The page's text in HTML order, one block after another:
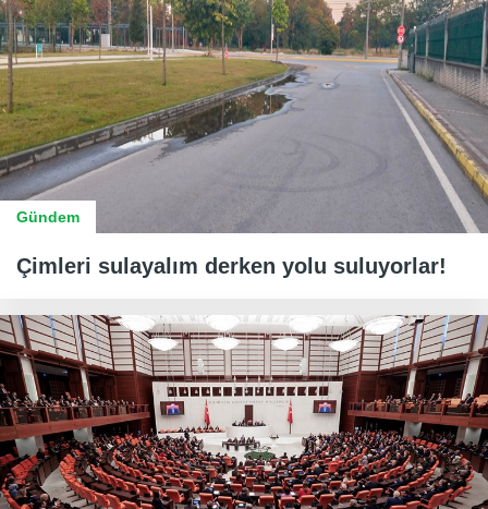
Gündem
Çimleri sulayalım derken yolu suluyorlar!